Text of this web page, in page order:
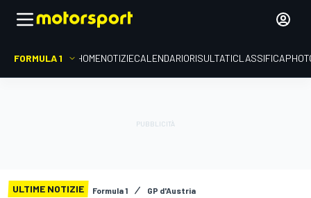
FORMULA 1 HOMENOTIZIECALENDARIORISULTATICLASSIFICA
ULTIME NOTIZIE Formula 1 GP d'Austria